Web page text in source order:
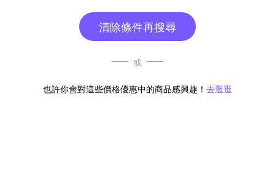
清除條件再搜尋
或
也許你會對這些價格優惠中的商品感興趣！ 去逛逛